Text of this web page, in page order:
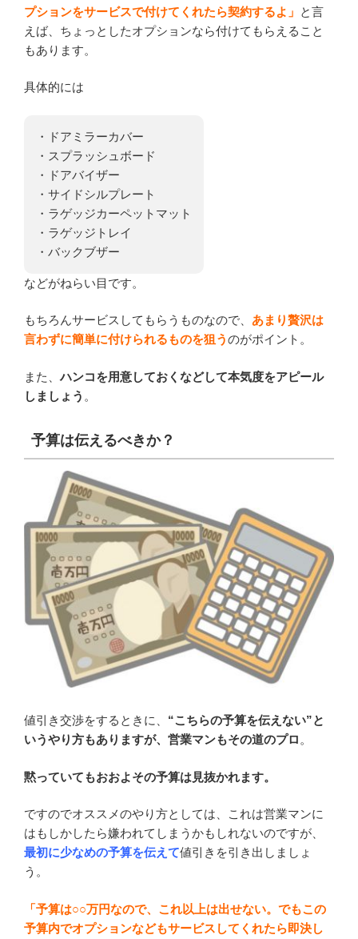
プションをサービスで付けてくれたら契約するよ」 と言
えば、ちょっとしたオプションなら付けてもらえること
もあります。
具体的には
・ドアミラーカバー
・スプラッシュボード
・ドアバイザー
・サイドシルプレート
・ラゲッジカーペットマット
・ラゲッジトレイ
・バックブザー
などがねらい目です。
もちろんサービスしてもらうものなので、 あまり贅沢は
言わずに簡単に付けられるものを狙うのがポイント。
また、ハンコを用意しておくなどして本気度をアピール
しましょう 。
予算は伝えるべきか？
値引き交渉をするときに、 “こちらの予算を伝えない”と
いうやり方もありますが、営業マンもその道のプロ 。
黙っていてもおおよその予算は見抜かれます。
ですのでオススメのやり方としては、これは営業マンに
はもしかしたら嫌われてしまうかもしれないのですが、
最初に少なめの予算を伝えて値引きを引き出しましょ
う。
「予算は○○万円なので、これ以上は出せない。でもこの
予算内でオプションなどもサービスしてくれたら即決し